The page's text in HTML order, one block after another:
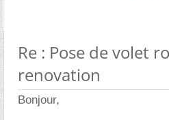
Re : Pose de volet
renovation
Bonjour,